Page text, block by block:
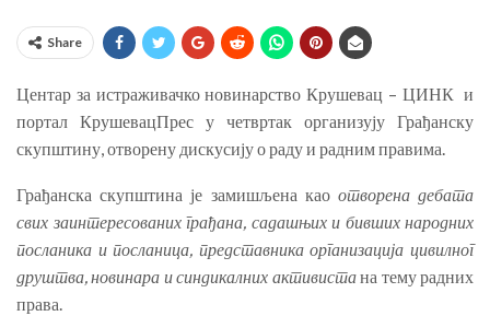
Share
Центар за истраживачко новинарство Крушевац – ЦИНК и
портал КрушевацПрес у четвртак организују Грађанску
скупштину, отворену дискусију о раду и радним правима.
Грађанска скупштина је замишљена као отворена дебата
свих заинтересованих грађана, садашњих и бивших народних
посланика и посланица, представника организација цивилног
друштва, новинара и синдикалних активистана тему радних
права.